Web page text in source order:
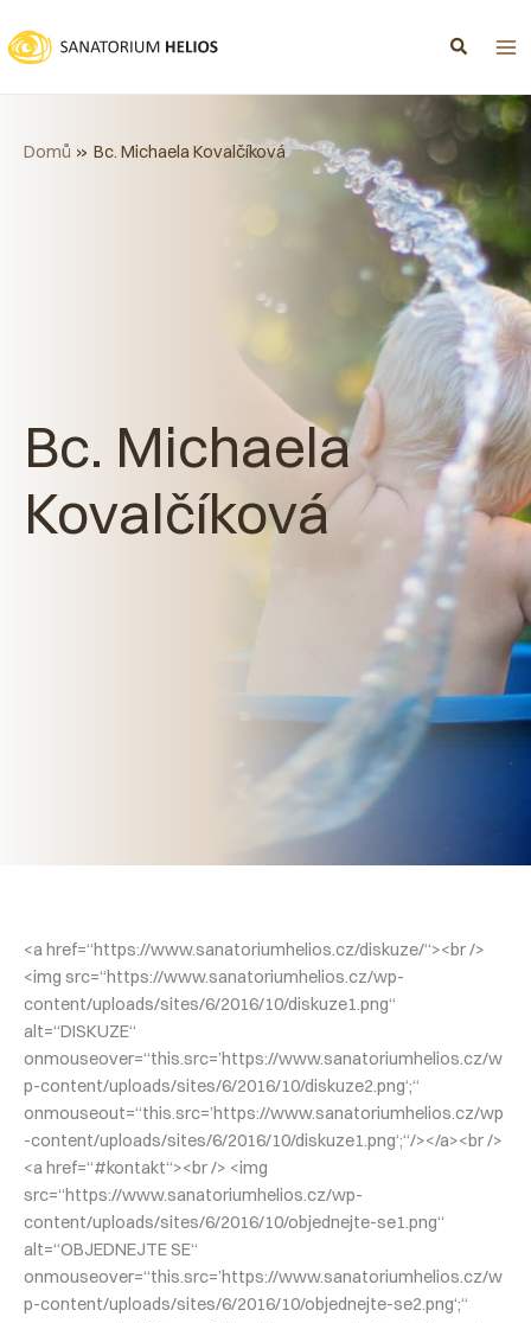
na
obsah
Bc. Michaela
Kovalčíková
Domů Bc. Michaela Kovalčíková
<a href=“https://www.sanatoriumhelios.cz/diskuze/“><br />
<img src=“https://www.sanatoriumhelios.cz/wp-
content/uploads/sites/6/2016/10/diskuze1.png“
alt=“DISKUZE“
onmouseover=“this.src=’https://www.sanatoriumhelios.cz/w
p-content/uploads/sites/6/2016/10/diskuze2.png‘;“
onmouseout=“this.src=’https://www.sanatoriumhelios.cz/wp
-content/uploads/sites/6/2016/10/diskuze1.png‘;“/></a><br />
<a href=“#kontakt“><br /> <img
src=“https://www.sanatoriumhelios.cz/wp-
content/uploads/sites/6/2016/10/objednejte-se1.png“
alt=“OBJEDNEJTE SE“
onmouseover=“this.src=’https://www.sanatoriumhelios.cz/w
p-content/uploads/sites/6/2016/10/objednejte-se2.png‘;“